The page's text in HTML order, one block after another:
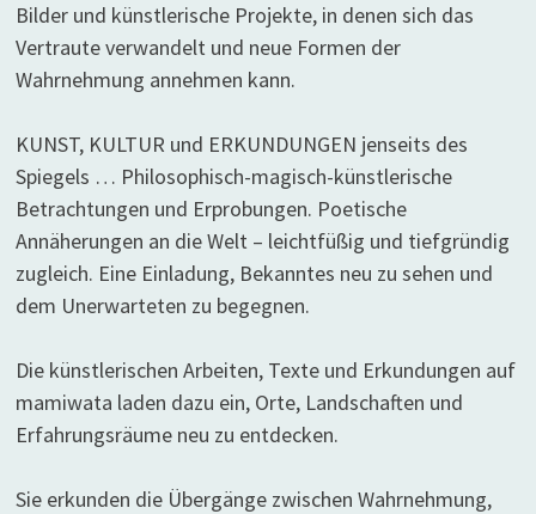
Bilder und künstlerische Projekte, in denen sich das
Vertraute verwandelt und neue Formen der
Wahrnehmung annehmen kann.
KUNST, KULTUR und ERKUNDUNGEN jenseits des
Spiegels … Philosophisch-magisch-künstlerische
Betrachtungen und Erprobungen. Poetische
Annäherungen an die Welt – leichtfüßig und tiefgründig
zugleich. Eine Einladung, Bekanntes neu zu sehen und
dem Unerwarteten zu begegnen.
Die künstlerischen Arbeiten, Texte und Erkundungen auf
mamiwata laden dazu ein, Orte, Landschaften und
Erfahrungsräume neu zu entdecken.
Sie erkunden die Übergänge zwischen Wahrnehmung,